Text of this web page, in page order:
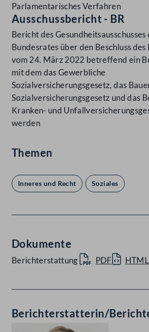
Parlamentarisches Verfahren
Ausschussbericht - BR
Bericht des Gesundheitsausschusses
Bundesrates über den Beschluss
vom 24. März 2022 betreffend ein
mit dem das Gewerbliche
Sozialversicherungsgesetz, das
Sozialversicherungsgesetz und das
Kranken- und
werden
Themen
Inneres und Recht Soziales
Dokumente
Berichterstattung PDF HTML
Berichterstatterin/